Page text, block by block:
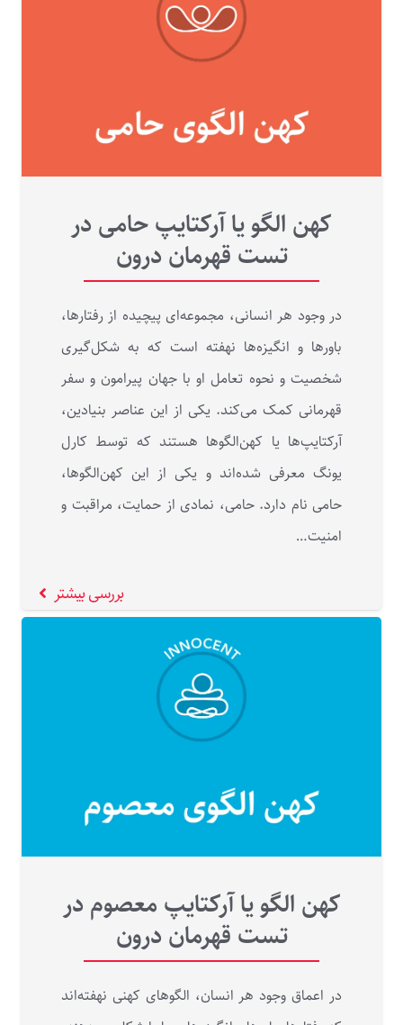
کهن الگو یا آرکتایپ حامی در
تست قهرمان درون
در وجود هر انسانی، مجموعه‌ای پیچیده از رفتارها،
باورها و انگیزه‌ها نهفته است که به شکل‌گیری
شخصیت و نحوه تعامل او با جهان پیرامون و سفر
قهرمانی کمک می‌کند. یکی از این عناصر بنیادین،
آرکتایپ‌ها یا کهن‌الگوها هستند که توسط کارل
یونگ معرفی شده‌اند و یکی از این کهن‌الگوها،
حامی نام دارد. حامی، نمادی از حمایت، مراقبت و
امنیت…
بررسی بیشتر
کهن الگو یا آرکتایپ معصوم در
تست قهرمان درون
در اعماق وجود هر انسان، الگوهای کهنی نهفته‌اند